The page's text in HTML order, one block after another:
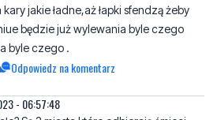
Odpowiedz na komentarz
- 06:57:48
Są 3 miasta które odbierają śmieci
Odpowiedz na komentarz